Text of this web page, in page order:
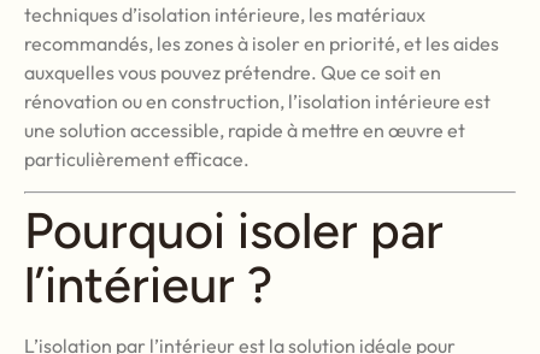
techniques d’isolation intérieure, les matériaux
recommandés, les zones à isoler en priorité, et les aides
auxquelles vous pouvez prétendre. Que ce soit en
rénovation ou en construction, l’isolation intérieure est
une solution accessible, rapide à mettre en œuvre et
particulièrement efficace.
Pourquoi isoler par
l’intérieur ?
L’isolation par l’intérieur est la solution idéale pour